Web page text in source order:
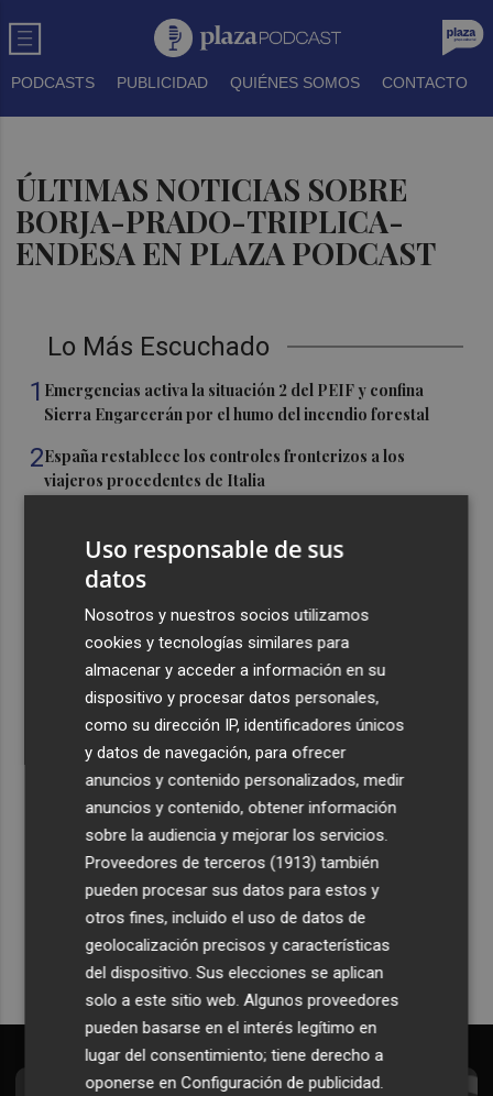
PODCASTS PUBLICIDAD QUIÉNES SOMOS CONTACTO
ÚLTIMAS NOTICIAS SOBRE
BORJA-PRADO-TRIPLICA-
ENDESA EN PLAZA PODCAST
Lo Más Escuchado
1 Emergencias activa la situación 2 del PEIF y confina
Sierra Engarcerán por el humo del incendio forestal
2España restablece los controles fronterizos a los
viajeros procedentes de Italia
Ferran Torres, recibido con un baño de masas en su
pueblo: "Allá donde voy siempre digo que soy de Foios"
Foios se vuelca con Ferran Torres
Recibe toda la actualidad de
Plaza Podcast en tu correo
Quiero suscribirme
Uso responsable de sus
datos
Nosotros y nuestros socios utilizamos
cookies y tecnologías similares para
almacenar y acceder a información en su
dispositivo y procesar datos personales,
como su dirección IP, identificadores únicos
y datos de navegación, para ofrecer
anuncios y contenido personalizados, medir
anuncios y contenido, obtener información
sobre la audiencia y mejorar los servicios.
Proveedores de terceros (1913) también
pueden procesar sus datos para estos y
otros fines, incluido el uso de datos de
geolocalización precisos y características
del dispositivo. Sus elecciones se aplican
solo a este sitio web. Algunos proveedores
pueden basarse en el interés legítimo en
lugar del consentimiento; tiene derecho a
oponerse enConfiguración de publicidad.